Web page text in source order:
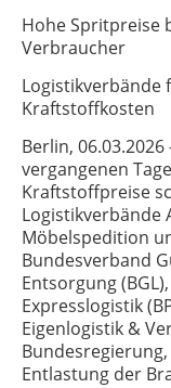
Hohe Spritpreise
Verbraucher
Logistikverbände
Kraftstoffkosten
Berlin,
vergangenen
Kraftstoffpreise
Logistikverbände
Möbelspedition
Bundesverband
Entsorgung
Expresslogistik
Eigenlogistik &
Entlastung der